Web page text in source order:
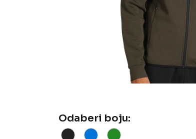
Odaberi boju: